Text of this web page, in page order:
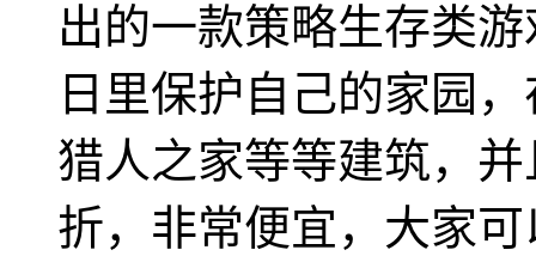
出的一款策略生存类
日里保护自己的家园
猎人之家等等建筑，
折，非常便宜，大家